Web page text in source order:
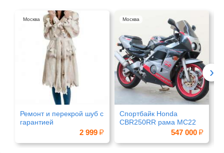
Ремонт и перекрой шуб с
гарантией
2 999
Москва
Спортбайк Honda
CBR250RR рама MC22
547 000
Москва
›